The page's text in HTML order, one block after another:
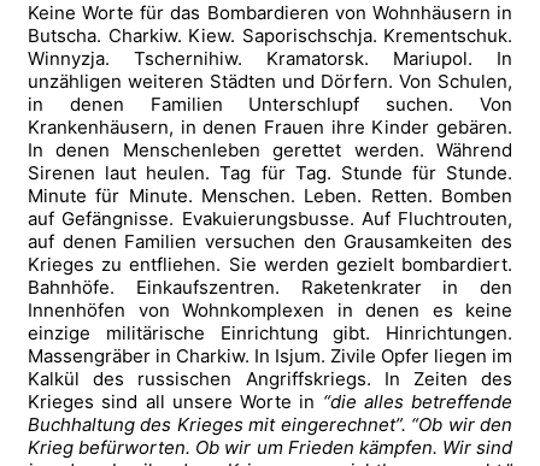
Keine Worte für das Bombardieren von Wohnhäusern in
Butscha. Charkiw. Kiew. Saporischschja. Krementschuk.
Winnyzja. Tschernihiw. Kramatorsk. Mariupol. In
unzähligen weiteren Städten und Dörfern. Von Schulen,
in denen Familien Unterschlupf suchen. Von
Krankenhäusern, in denen Frauen ihre Kinder gebären.
In denen Menschenleben gerettet werden. Während
Sirenen laut heulen. Tag für Tag. Stunde für Stunde.
Minute für Minute. Menschen. Leben. Retten. Bomben
auf Gefängnisse. Evakuierungsbusse. Auf Fluchtrouten,
auf denen Familien versuchen den Grausamkeiten des
Krieges zu entfliehen. Sie werden gezielt bombardiert.
Bahnhöfe. Einkaufszentren. Raketenkrater in den
Innenhöfen von Wohnkomplexen in denen es keine
einzige militärische Einrichtung gibt. Hinrichtungen.
Massengräber in Charkiw. In Isjum. Zivile Opfer liegen im
Kalkül des russischen Angriffskriegs. In Zeiten des
Krieges sind all unsere Worte in “die alles betreffende
Buchhaltung des Krieges mit eingerechnet”. “Ob wir den
Krieg befürworten. Ob wir um Frieden kämpfen. Wir sind